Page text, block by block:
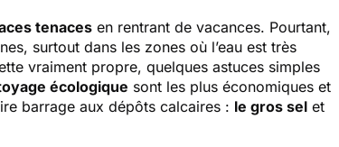
tenaces en rentrant de vacances. Pourtant,
surtout dans les zones où l’eau est très
vraiment propre, quelques astuces simples
écologique sont les plus économiques et
barrage aux dépôts calcaires : le gros sel et